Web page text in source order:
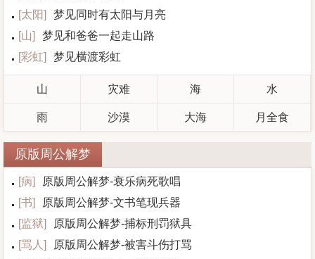
[太阳]
梦见同时有太阳与月亮
[山]
梦见和爸爸一起走山路
[彩虹] 梦见横渡彩虹
山 灾难 海 水
雨 沙漠 大海 月全食
原版周公解梦
[病]
原版周公解梦-衰乐病死歌唱
[书]
原版周公解梦-文书笔现兵器
[监狱]
原版周公解梦-捕标刑罚狱具
[骂人 ]
原版周公解梦-被害斗伤打骂